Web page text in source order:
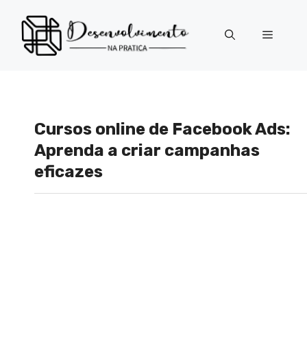
para
conteúdo
Menu
Cursos online de Facebook Ads:
Aprenda a criar campanhas
eficazes